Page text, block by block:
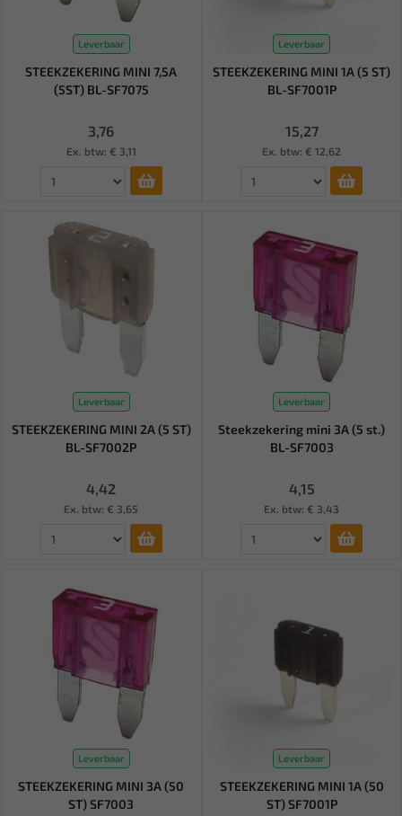
Leverbaar
STEEKZEKERING MINI 7,5A
(5ST) BL-SF7075
3,76
Ex. btw: € 3,11
Leverbaar
STEEKZEKERING MINI 1A (5 ST)
BL-SF7001P
15,27
Ex. btw: € 12,62
Leverbaar
STEEKZEKERING MINI 2A (5 ST)
BL-SF7002P
4,42
Ex. btw: € 3,65
Leverbaar
Steekzekering mini 3A (5 st.)
BL-SF7003
4,15
Ex. btw: € 3,43
Leverbaar
STEEKZEKERING MINI 3A (50
ST) SF7003
Leverbaar
STEEKZEKERING MINI 1A (50
ST) SF7001P